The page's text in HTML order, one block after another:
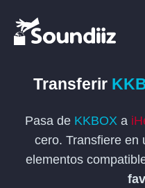
Transferir
Pasa de KKBOX a
cero. Transfiere en
elementos